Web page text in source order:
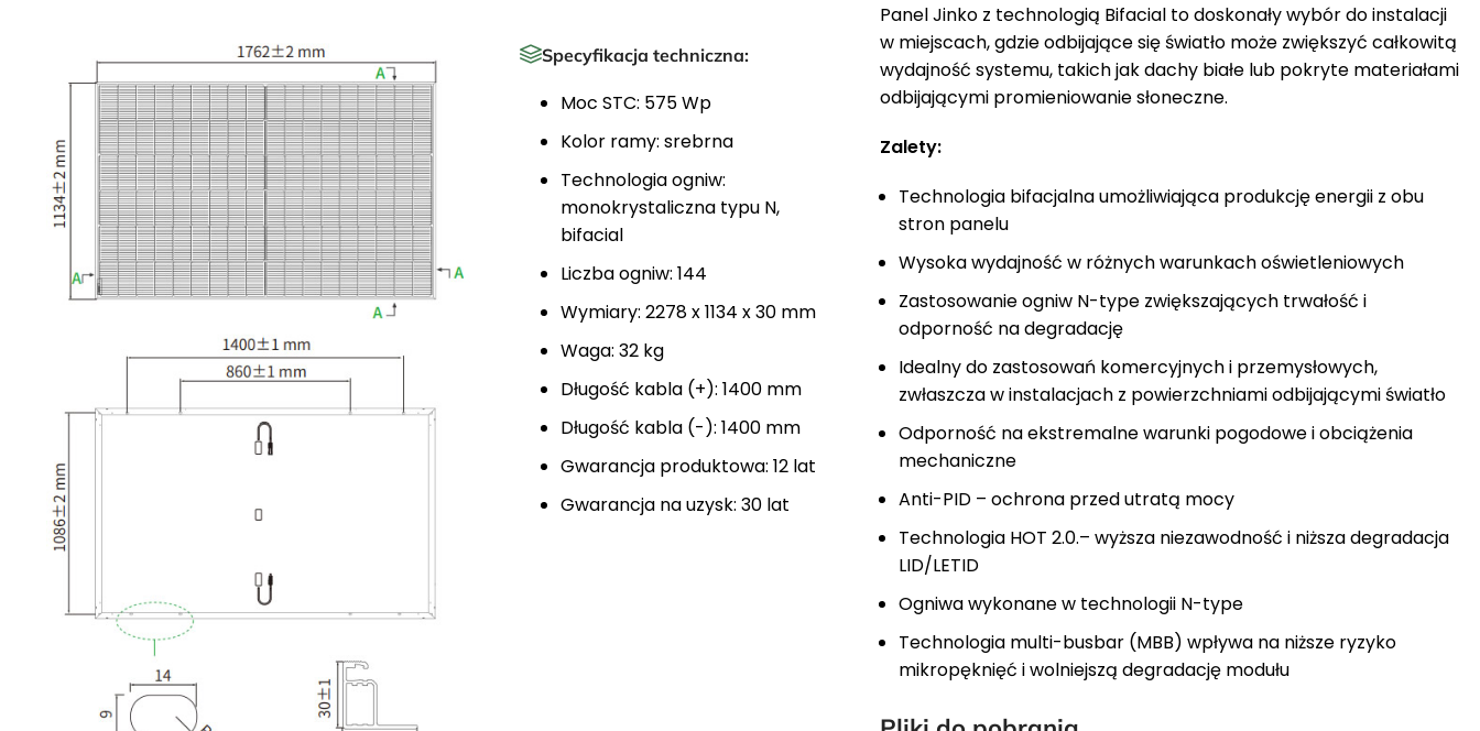
Specyfikacja techniczna:
Moc STC: 575 Wp
Kolor ramy: srebrna
Technologia ogniw:
monokrystaliczna typu N,
bifacial
Liczba ogniw: 144
Wymiary: 2278 x 1134 x 30 mm
Waga: 32 kg
Długość kabla (+): 1400 mm
Długość kabla (-): 1400 mm
Gwarancja produktowa: 12 lat
Gwarancja na uzysk: 30 lat
Panel Jinko z technologią Bifacial to doskonały wybór do instalacji
w miejscach, gdzie odbijające się światło może zwiększyć całkowitą
wydajność systemu, takich jak dachy białe lub pokryte materiałami
odbijającymi promieniowanie słoneczne.
Zalety:
Technologia bifacjalna umożliwiająca produkcję energii z obu
stron panelu
Wysoka wydajność w różnych warunkach oświetleniowych
Zastosowanie ogniw N-type zwiększających trwałość i
odporność na degradację
Idealny do zastosowań komercyjnych i przemysłowych,
zwłaszcza w instalacjach z powierzchniami odbijającymi światło
Odporność na ekstremalne warunki pogodowe i obciążenia
mechaniczne
Anti-PID – ochrona przed utratą mocy
Technologia HOT 2.0.– wyższa niezawodność i niższa degradacja
LID/LETID
Ogniwa wykonane w technologii N-type
Technologia multi-busbar (MBB) wpływa na niższe ryzyko
mikropęknięć i wolniejszą degradację modułu